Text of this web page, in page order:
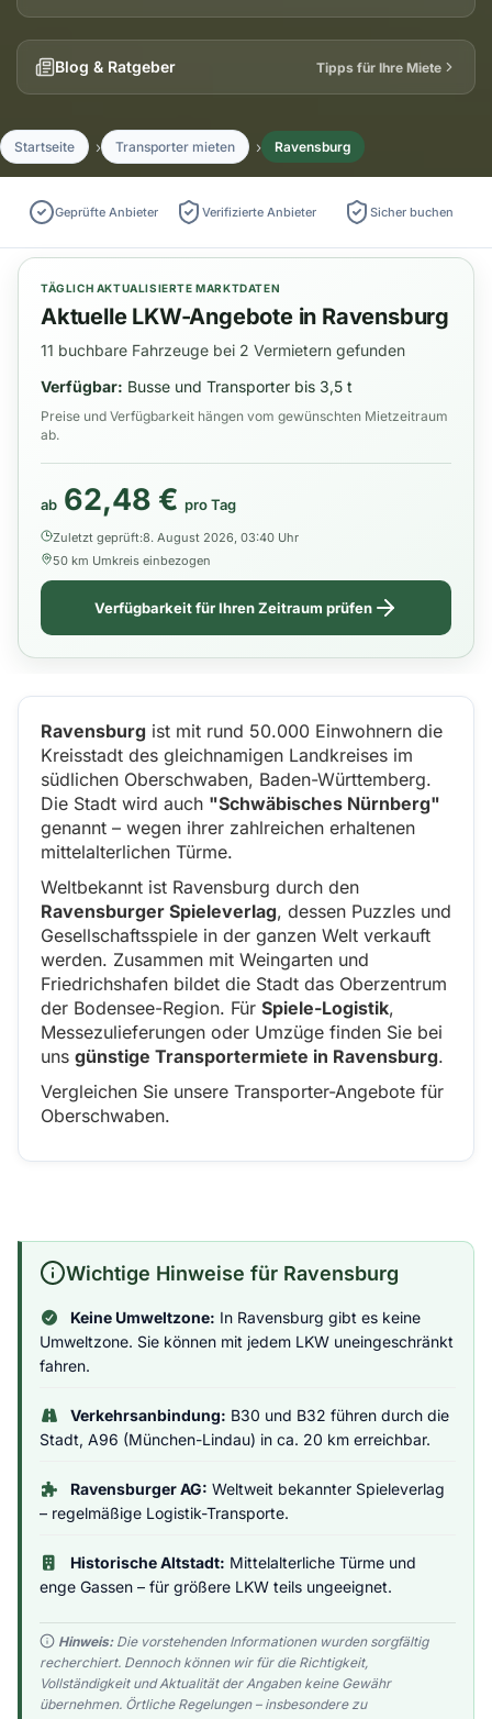
Blog & Ratgeber Tipps für Ihre Miete
Startseite Transporter mieten Ravensburg
Geprüfte Anbieter Verifizierte Anbieter Sicher buchen
TÄGLICH AKTUALISIERTE MARKTDATEN
Aktuelle LKW-Angebote in Ravensburg
11 buchbare Fahrzeuge bei 2 Vermietern gefunden
Verfügbar: Busse und Transporter bis 3,5 t
Preise und Verfügbarkeit hängen vom gewünschten Mietzeitraum
ab.
ab 62,48 € pro Tag
Zuletzt geprüft:8. August 2026, 03:40 Uhr
50 km Umkreis einbezogen
Verfügbarkeit für Ihren Zeitraum prüfen
Ravensburg ist mit rund 50.000 Einwohnern die
Kreisstadt des gleichnamigen Landkreises im
südlichen Oberschwaben, Baden-Württemberg.
Die Stadt wird auch "Schwäbisches Nürnberg"
genannt – wegen ihrer zahlreichen erhaltenen
mittelalterlichen Türme.
Weltbekannt ist Ravensburg durch den
Ravensburger Spieleverlag, dessen Puzzles und
Gesellschaftsspiele in der ganzen Welt verkauft
werden. Zusammen mit Weingarten und
Friedrichshafen bildet die Stadt das Oberzentrum
der Bodensee-Region. Für Spiele-Logistik,
Messezulieferungen oder Umzüge finden Sie bei
uns günstige Transportermiete in Ravensburg.
Vergleichen Sie unsere Transporter-Angebote für
Oberschwaben.
Wichtige Hinweise für Ravensburg
Keine Umweltzone: In Ravensburg gibt es keine
Umweltzone. Sie können mit jedem LKW uneingeschränkt
fahren.
Verkehrsanbindung: B30 und B32 führen durch die
Stadt, A96 (München-Lindau) in ca. 20 km erreichbar.
Ravensburger AG: Weltweit bekannter Spieleverlag
– regelmäßige Logistik-Transporte.
Historische Altstadt: Mittelalterliche Türme und
enge Gassen – für größere LKW teils ungeeignet.
Hinweis:Die vorstehenden Informationen wurden sorgfältig
recherchiert. Dennoch können wir für die Richtigkeit,
Vollständigkeit und Aktualität der Angaben keine Gewähr
übernehmen. Örtliche Regelungen – insbesondere zu